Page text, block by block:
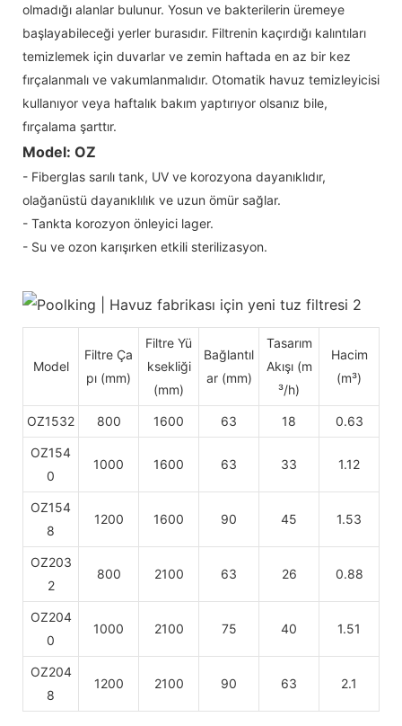
olmadığı alanlar bulunur. Yosun ve bakterilerin üremeye
başlayabileceği yerler burasıdır. Filtrenin kaçırdığı kalıntıları
temizlemek için duvarlar ve zemin haftada en az bir kez
fırçalanmalı ve vakumlanmalıdır. Otomatik havuz temizleyicisi
kullanıyor veya haftalık bakım yaptırıyor olsanız bile,
fırçalama şarttır.
Model: OZ
- Fiberglas sarılı tank, UV ve korozyona dayanıklıdır,
olağanüstü dayanıklılık ve uzun ömür sağlar.
- Tankta korozyon önleyici lager.
- Su ve ozon karışırken etkili sterilizasyon.
Model
Filtre Ça
pı (mm)
Filtre Yü
ksekliği
(mm)
Bağlantıl
ar (mm)
Tasarım
Akışı (m
³/h)
Hacim
(m³)
OZ1532 800 1600 63 18 0.63
OZ154
0
1000 1600 63 33 1.12
OZ154
8
1200 1600 90 45 1.53
OZ203
2
800 2100 63 26 0.88
OZ204
0
1000 2100 75 40 1.51
OZ204
8
1200 2100 90 63 2.1